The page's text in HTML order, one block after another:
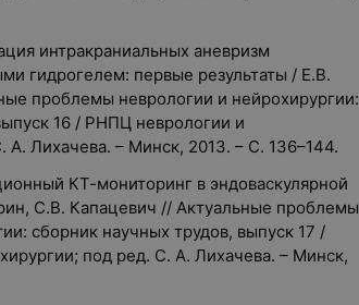
интракраниальных аневризм
гидрогелем: первые результаты / Е.В.
проблемы неврологии и нейрохирургии:
16 / РНПЦ неврологии и
А. Лихачева. – Минск, 2013. – С. 136–144.
КТ-мониторинг в эндоваскулярной
С.В. Капацевич // Актуальные проблемы
сборник научных трудов, выпуск 17 /
под ред. С. А. Лихачева. – Минск,